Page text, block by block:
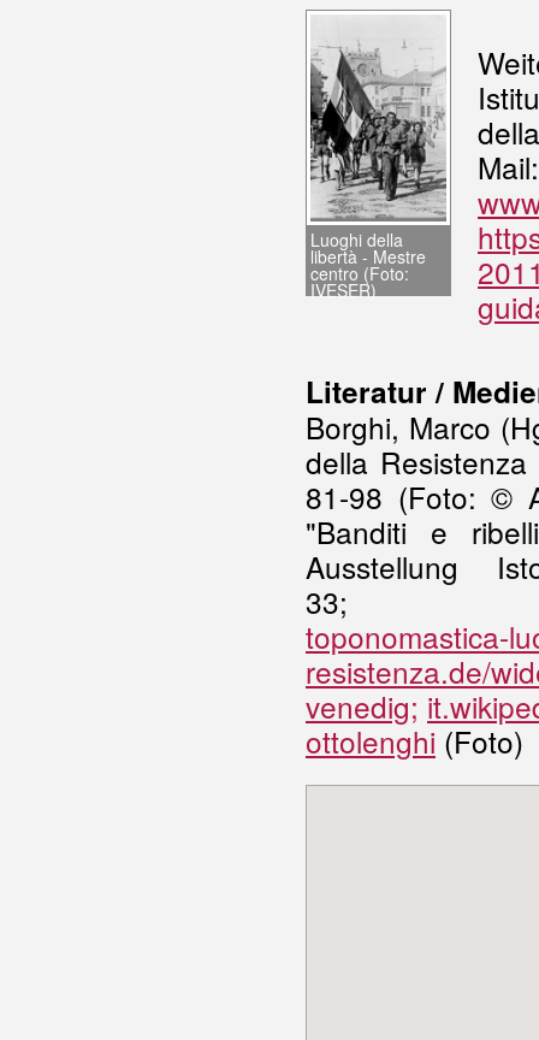
Luoghi della
libertà - Mestre
centro (Foto:
IVESER)
Literatur /
Borghi, Marco
della
81-98 (Foto: ©
"Banditi e
Ausstellung
toponomastica-
resistenza.de/
venedig;
ottolenghi (Foto)